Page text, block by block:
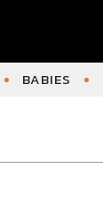
BABIES